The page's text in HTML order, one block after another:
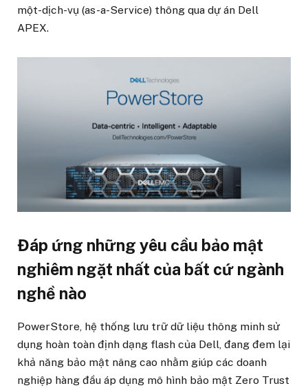
một-dịch-vụ (as-a-Service) thông qua dự án Dell
APEX.
Đáp ứng những yêu cầu bảo mật
nghiêm ngặt nhất của bất cứ ngành
nghề nào
PowerStore, hệ thống lưu trữ dữ liệu thông minh sử
dụng hoàn toàn định dạng flash của Dell, đang đem lại
khả năng bảo mật nâng cao nhằm giúp các doanh
nghiệp hàng đầu áp dụng mô hình bảo mật Zero Trust